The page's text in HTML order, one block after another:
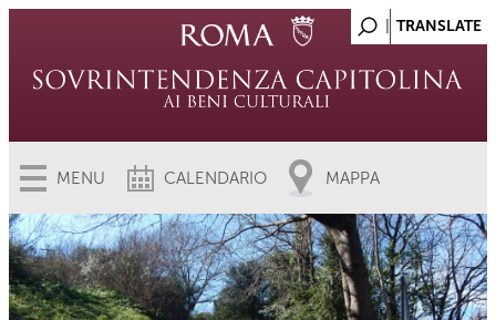
MENU CALENDARIO MAPPA